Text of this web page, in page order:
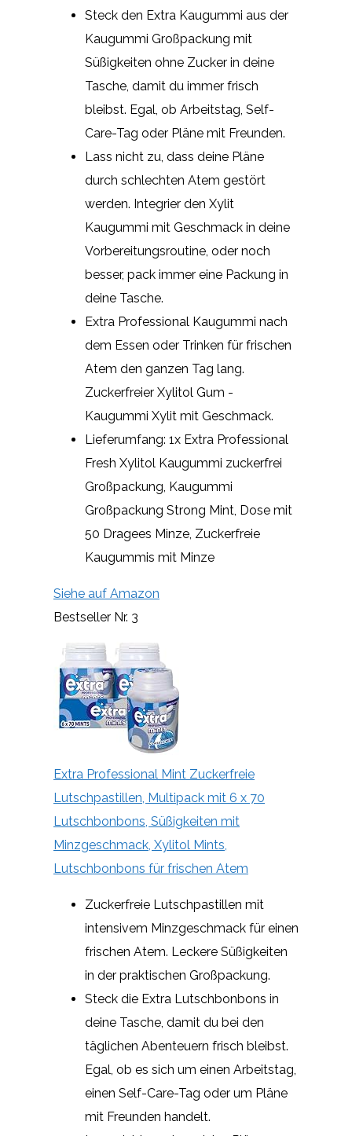
Steck den Extra Kaugummi aus der
Kaugummi Großpackung mit
Süßigkeiten ohne Zucker in deine
Tasche, damit du immer frisch
bleibst. Egal, ob Arbeitstag, Self-
Care-Tag oder Pläne mit Freunden.
Lass nicht zu, dass deine Pläne
durch schlechten Atem gestört
werden. Integrier den Xylit
Kaugummi mit Geschmack in deine
Vorbereitungsroutine, oder noch
besser, pack immer eine Packung in
deine Tasche.
Extra Professional Kaugummi nach
dem Essen oder Trinken für frischen
Atem den ganzen Tag lang.
Zuckerfreier Xylitol Gum -
Kaugummi Xylit mit Geschmack.
Lieferumfang: 1x Extra Professional
Fresh Xylitol Kaugummi zuckerfrei
Großpackung, Kaugummi
Großpackung Strong Mint, Dose mit
50 Dragees Minze, Zuckerfreie
Kaugummis mit Minze
Siehe auf Amazon
Bestseller Nr. 3
Extra Professional Mint Zuckerfreie
Lutschpastillen, Multipack mit 6 x 70
Lutschbonbons, Süßigkeiten mit
Minzgeschmack, Xylitol Mints,
Lutschbonbons für frischen Atem
Zuckerfreie Lutschpastillen mit
intensivem Minzgeschmack für einen
frischen Atem. Leckere Süßigkeiten
in der praktischen Großpackung.
Steck die Extra Lutschbonbons in
deine Tasche, damit du bei den
täglichen Abenteuern frisch bleibst.
Egal, ob es sich um einen Arbeitstag,
einen Self-Care-Tag oder um Pläne
mit Freunden handelt.